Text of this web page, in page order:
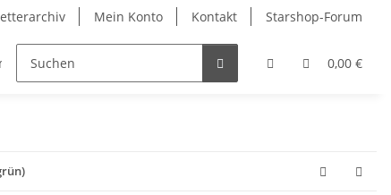
Mein Konto Kontakt Starshop-Forum
0,00 €